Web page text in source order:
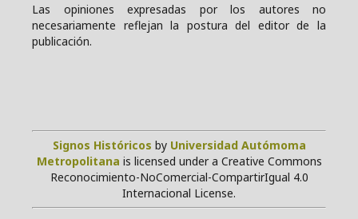
Las opiniones expresadas por los autores no
necesariamente reflejan la postura del editor de la
publicación.
Signos Históricos by Universidad Autómoma
Metropolitana is licensed under a Creative Commons
Reconocimiento-NoComercial-CompartirIgual 4.0
Internacional License.